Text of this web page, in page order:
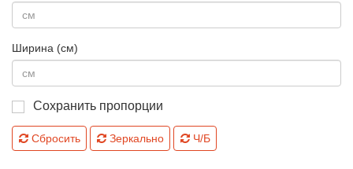
Ширина (см)
Сохранить пропорции
Сбросить Зеркально Ч/Б